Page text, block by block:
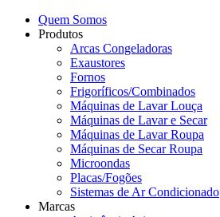
Quem Somos
Produtos
Arcas Congeladoras
Exaustores
Fornos
Frigoríficos/Combinados
Máquinas de Lavar Louça
Máquinas de Lavar e Secar
Máquinas de Lavar Roupa
Máquinas de Secar Roupa
Microondas
Placas/Fogões
Sistemas de Ar Condicionado
Marcas